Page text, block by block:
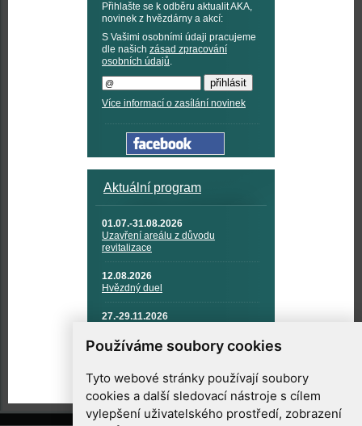
Používáme soubory cookies
Tyto webové stránky používají soubory
cookies a další sledovací nástroje s cílem
vylepšení uživatelského prostředí, zobrazení
Přihlašte se k odběru aktualit AKA,
novinek z hvězdárny a akcí:
S Vašimi osobními údaji pracujeme
dle našich zásad zpracování
osobních údajů.
Více informací o zasílání novinek
Aktuální program
01.07.-31.08.2026
Uzavření areálu z důvodu
revitalizace
12.08.2026
Hvězdný duel
27.-29.11.2026
TECHNIKA A KOSMICKÉ
TECHNOLOGIE